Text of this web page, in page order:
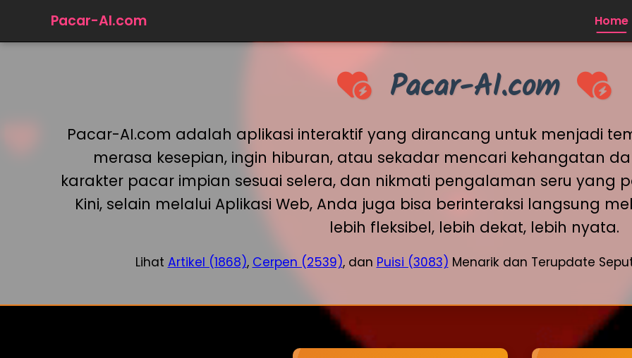
Pacar-AI.com Home
Pacar-AI.com
Pacar-AI.com adalah aplikasi interaktif yang dirancang untuk menjadi
merasa kesepian, ingin hiburan, atau sekadar mencari kehangatan
karakter pacar impian sesuai selera, dan nikmati pengalaman seru yang
Kini, selain melalui Aplikasi Web, Anda juga bisa berinteraksi langsung
lebih fleksibel, lebih dekat, lebih nyata.
Lihat Artikel (1868), Cerpen (2539), dan Puisi (3083) Menarik dan Terupdate